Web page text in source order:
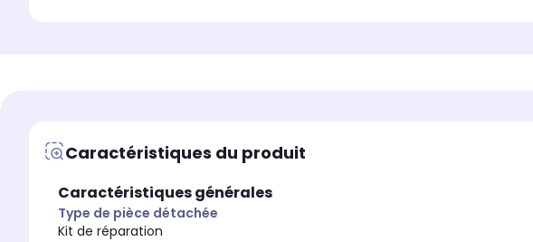
Caractéristiques du produit
Caractéristiques générales
Type de pièce détachée
Kit de réparation